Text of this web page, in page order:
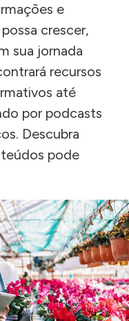
e
crescer,
sua jornada
recursos
até
por podcasts
Descubra
pode